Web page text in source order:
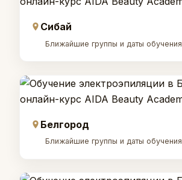
Сибай
Ближайшие группы и даты обучения
Белгород
Ближайшие группы и даты обучения